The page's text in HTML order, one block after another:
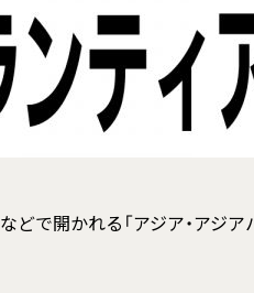
で開かれる「アジア・アジア